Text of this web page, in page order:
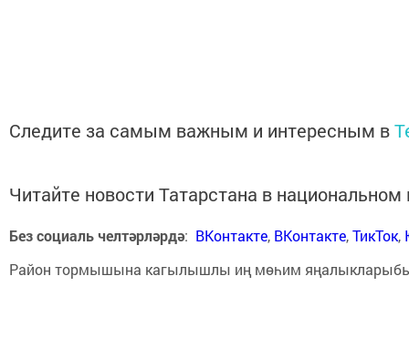
Следите за самым важным и интересным в
Читайте новости Татарстана в
Без социаль челтәрләрдә: ВКонтакте, ВКонтакте,ТикТок,
Район тормышына кагылышлы иң мөһим